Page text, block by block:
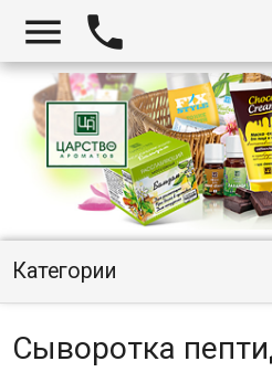
 
Категории
Сыворотка